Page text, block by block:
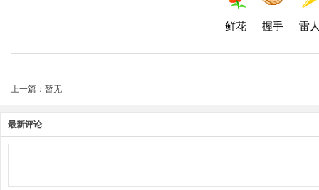
鲜花 握手 雷
上一篇：暂无
最新评论